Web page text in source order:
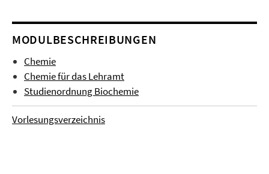
MODULBESCHREIBUNGEN
Chemie
Chemie für das Lehramt
Studienordnung Biochemie
Vorlesungsverzeichnis